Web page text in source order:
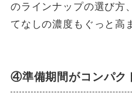
のラインナップの選び方
てなしの濃度もぐっと高
④準備期間がコンパク